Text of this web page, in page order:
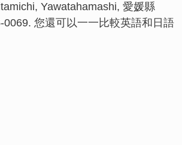
Yawatahamashi, 愛媛縣
0069. 您還可以一一比較英語和日語